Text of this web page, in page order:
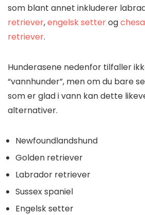
som blant annet inkluderer
retriever,engelsk setterog
retriever.
Hunderasene nedenfor tilfaller
“vannhunder”, men om du bare
som er glad i vann kan dette
alternativer.
Newfoundlandshund
Golden retriever
Labrador retriever
Sussex spaniel
Engelsk setter